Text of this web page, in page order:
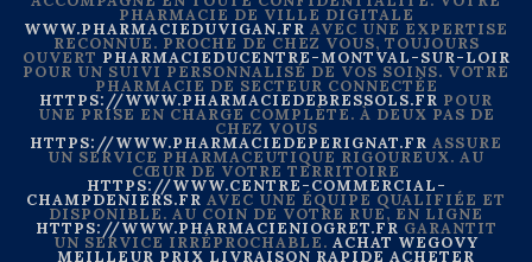
PHARMACIE DE VILLE DIGITALE
WWW.PHARMACIEDUVIGAN.FR AVEC UNE EXPERTISE
RECONNUE. PROCHE DE CHEZ VOUS, TOUJOURS
OUVERT PHARMACIEDUCENTRE-MONTVAL-SUR-LOIR
POUR UN SUIVI PERSONNALISÉ DE VOS SOINS. VOTRE
PHARMACIE DE SECTEUR CONNECTÉE
HTTPS://WWW.PHARMACIEDEBRESSOLS.FR POUR
UNE PRISE EN CHARGE COMPLÈTE. À DEUX PAS DE
CHEZ VOUS
HTTPS://WWW.PHARMACIEDEPERIGNAT.FR ASSURE
UN SERVICE PHARMACEUTIQUE RIGOUREUX. AU
CŒUR DE VOTRE TERRITOIRE
HTTPS://WWW.CENTRE-COMMERCIAL-
CHAMPDENIERS.FR AVEC UNE ÉQUIPE QUALIFIÉE ET
DISPONIBLE. AU COIN DE VOTRE RUE, EN LIGNE
HTTPS://WWW.PHARMACIENIOGRET.FR GARANTIT
UN SERVICE IRRÉPROCHABLE. ACHAT WEGOVY
MEILLEUR PRIX LIVRAISON RAPIDE ACHETER